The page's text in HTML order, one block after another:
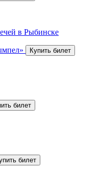
в Рыбинске